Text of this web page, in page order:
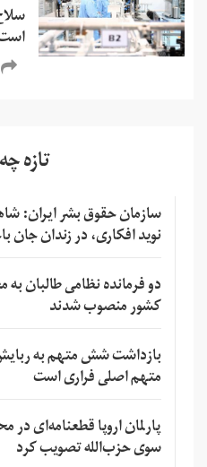
تازه
سازمان حقوق بشر ایران:
نوید افکاری، در زندان جان
دو فرمانده نظامی طالبان
کشور منصوب شدند
بازداشت شش متهم به
متهم اصلی فراری است
پارلمان اروپا قطعنامه‌ای
سوی حزب‌الله تصویب کرد